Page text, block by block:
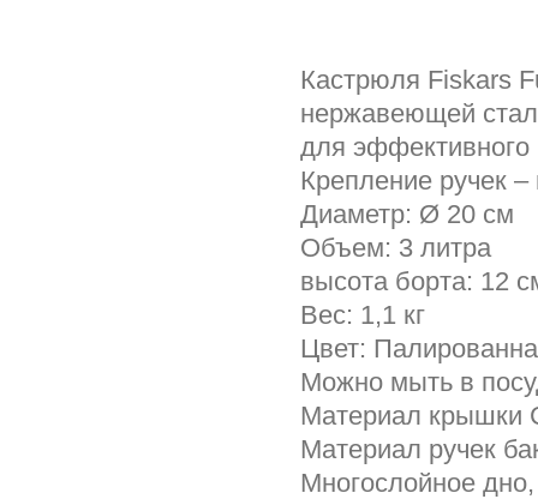
Кастрюля Fiskars
нержавеющей
для эффективного
Крепление ручек –
Диаметр: Ø 20 см
Объем: 3 литра
высота борта: 12
Вес: 1,1 кг
Цвет:
Можно мыть в
Материал крышки
Материал ручек
Многослойное